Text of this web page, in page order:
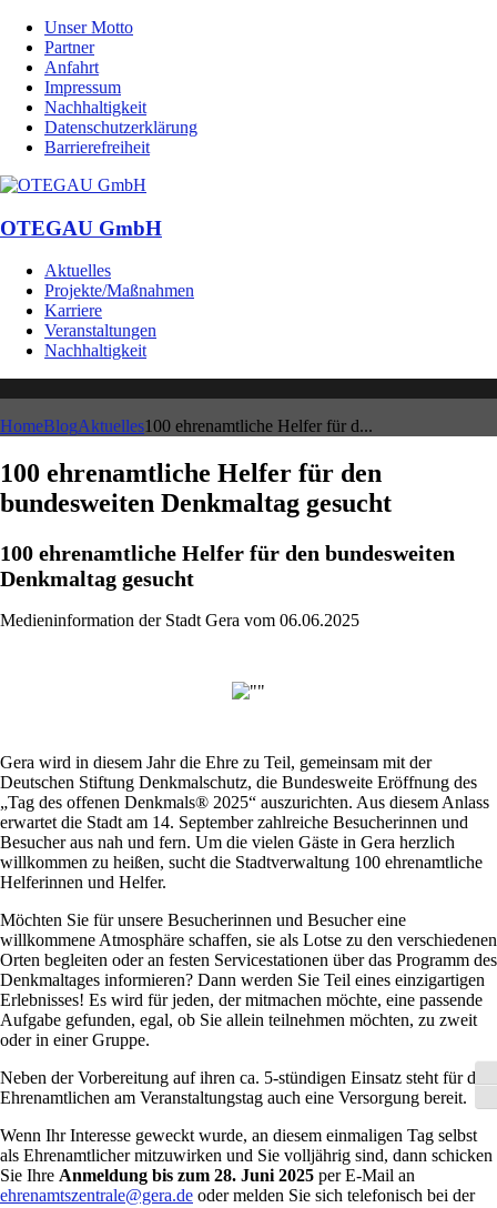
Unser Motto
Partner
Anfahrt
Impressum
Nachhaltigkeit
Datenschutzerklärung
Barrierefreiheit
OTEGAU GmbH
Aktuelles
Projekte/Maßnahmen
Karriere
Veranstaltungen
Nachhaltigkeit
HomeBlogAktuelles100 ehrenamtliche Helfer für d...
100 ehrenamtliche Helfer für den
bundesweiten Denkmaltag gesucht
100 ehrenamtliche Helfer für den bundesweiten
Denkmaltag gesucht
Medieninformation der Stadt Gera vom 06.06.2025
Gera wird in diesem Jahr die Ehre zu Teil, gemeinsam mit der
Deutschen Stiftung Denkmalschutz, die Bundesweite Eröffnung des
„Tag des offenen Denkmals® 2025“ auszurichten. Aus diesem Anlass
erwartet die Stadt am 14. September zahlreiche Besucherinnen und
Besucher aus nah und fern. Um die vielen Gäste in Gera herzlich
willkommen zu heißen, sucht die Stadtverwaltung 100 ehrenamtliche
Helferinnen und Helfer.
Möchten Sie für unsere Besucherinnen und Besucher eine
willkommene Atmosphäre schaffen, sie als Lotse zu den verschiedenen
Orten begleiten oder an festen Servicestationen über das Programm des
Denkmaltages informieren? Dann werden Sie Teil eines einzigartigen
Erlebnisses! Es wird für jeden, der mitmachen möchte, eine passende
Aufgabe gefunden, egal, ob Sie allein teilnehmen möchten, zu zweit
oder in einer Gruppe.
Neben der Vorbereitung auf ihren ca. 5-stündigen Einsatz steht für die
Ehrenamtlichen am Veranstaltungstag auch eine Versorgung bereit.
Wenn Ihr Interesse geweckt wurde, an diesem einmaligen Tag selbst
als Ehrenamtlicher mitzuwirken und Sie volljährig sind, dann schicken
Sie Ihre Anmeldung bis zum 28. Juni 2025 per E-Mail an
ehrenamtszentrale@gera.de oder melden Sie sich telefonisch bei der